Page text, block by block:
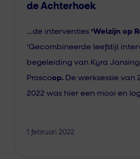
de Achterhoek
…de interventies ‘Welzijn op
‘Gecombineerde leefstijl
begeleiding van Kyra
Proscoop. De werksessie van
2022 was hier een mooi en
1 februari 2022